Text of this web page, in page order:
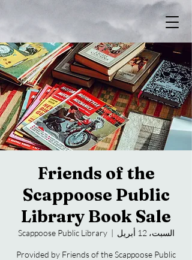
Friends of the
Scappoose Public
Library Book Sale
السبت، 12 أبريل
  |
Scappoose Public Library
Provided by Friends of the Scappoose Public